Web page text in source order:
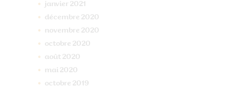
janvier 2021
décembre 2020
novembre 2020
octobre 2020
août 2020
mai 2020
octobre 2019